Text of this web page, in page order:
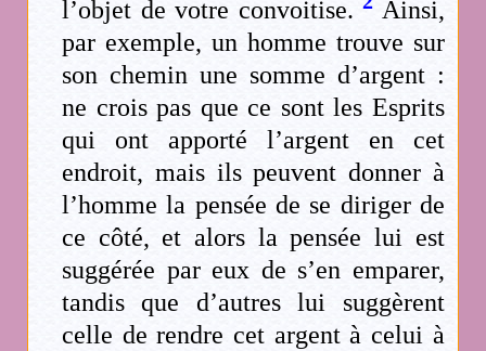
l’objet de votre convoitise.
Ainsi,
par exemple, un homme trouve sur
son chemin une somme d’argent :
ne crois pas que ce sont les Esprits
qui ont apporté l’argent en cet
endroit, mais ils peuvent donner à
l’homme la pensée de se diriger de
ce côté, et alors la pensée lui est
suggérée par eux de s’en emparer,
tandis que d’autres lui suggèrent
celle de rendre cet argent à celui à